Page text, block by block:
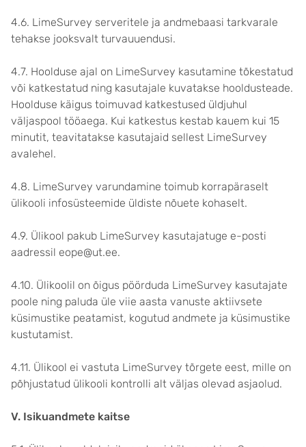
4.6. LimeSurvey serveritele ja andmebaasi tarkvarale
tehakse jooksvalt turvauuendusi.
4.7. Hoolduse ajal on LimeSurvey kasutamine tõkestatud
või katkestatud ning kasutajale kuvatakse hooldusteade.
Hoolduse käigus toimuvad katkestused üldjuhul
väljaspool tööaega. Kui katkestus kestab kauem kui 15
minutit, teavitatakse kasutajaid sellest LimeSurvey
avalehel.
4.8. LimeSurvey varundamine toimub korrapäraselt
ülikooli infosüsteemide üldiste nõuete kohaselt.
4.9. Ülikool pakub LimeSurvey kasutajatuge e-posti
aadressil eope@ut.ee.
4.10. Ülikoolil on õigus pöörduda LimeSurvey kasutajate
poole ning paluda üle viie aasta vanuste aktiivsete
küsimustike peatamist, kogutud andmete ja küsimustike
kustutamist.
4.11. Ülikool ei vastuta LimeSurvey tõrgete eest, mille on
põhjustatud ülikooli kontrolli alt väljas olevad asjaolud.
V. Isikuandmete kaitse